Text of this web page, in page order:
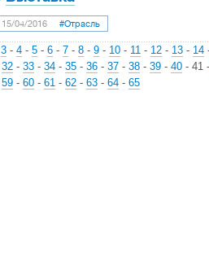
15/04/2016 #Отрасль
3 - 4 - 5 - 6 - 7 - 8 - 9 - 10 - 11 - 12 - 13 - 14
32 - 33 - 34 - 35 - 36 - 37 - 38 - 39 - 40 - 41 -
59 - 60 - 61 - 62 - 63 - 64 - 65